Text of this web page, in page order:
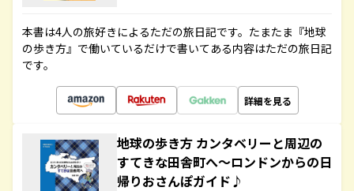
本書は4人の旅好きによるただの旅日記です。たまたま『地球
の歩き方』で働いているだけで書いてある内容はただの旅日記
です。
詳細を見る
地球の歩き方 カンタベリーと周辺の
すてきな田舎町へ～ロンドンからの日
帰りおさんぽガイド♪